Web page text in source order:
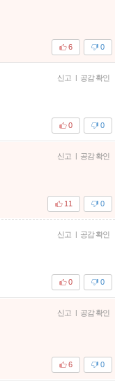
0
6
신고 | 공감 확인
0
0
신고 | 공감 확인
0
11
신고 | 공감 확인
0
0
신고 | 공감 확인
0
6